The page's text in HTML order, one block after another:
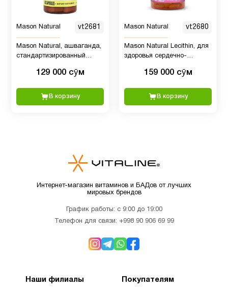
Mason Natural vt2681
Mason Natural, ашваганда,
стандартизированный
129 000 сӯм
В корзину
Mason Natural vt2680
Mason Natural Lecithin, для
здоровья сердечно-
мг, 100 капсул
159 000 сӯм
В корзину
Интернет-магазин витаминов и БАДов от лучших
мировых брендов
График работы: с 9:00 до 19:00
Телефон для связи: +998 90 906 69 99
Наши филиалы Покупателям